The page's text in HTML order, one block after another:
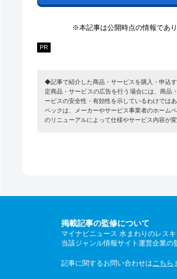
※本記事は公開時点の情報であ
PR
◆記事で紹介した商品・サービスを購入・申込
定商品・サービスの広告を行う場合には、商
ービスの安全性・有効性を示しているわけでは
ペックは、メーカーやサービス事業者のホーム
のリニューアルによって仕様やサービス内容が
掲載記事の監修について
マイナビニュース 水まわりのレス
当該ジャンル情報サイト運営企業の
記事に関するお問い合わせはこちら